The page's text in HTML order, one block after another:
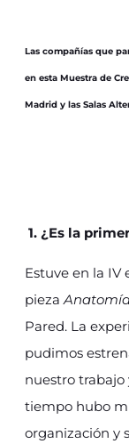
Las compañías que
en esta Muestra de
Madrid y las Salas
1. ¿Es la
Estuve en la IV
pieza
Pared. La
pudimos
nuestro trabajo
tiempo hubo
organización y